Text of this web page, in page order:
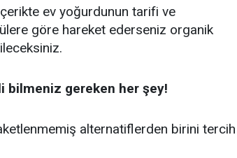
ev yoğurdunun tarifi ve
göre hareket ederseniz organik
bilmeniz gereken her şey!
alternatiflerden birini tercih